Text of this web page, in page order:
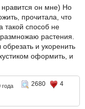
нравится он мне) Но
прочитала, что
такой способ не
растения.
и укоренить
оформить, и
года 2680
4